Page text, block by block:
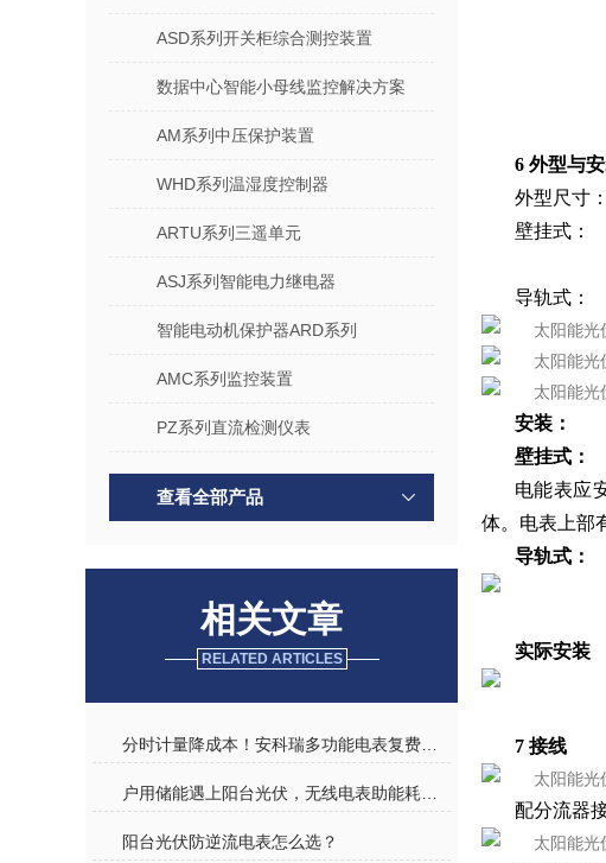
ASD系列开关柜综合测控装置
数据中心智能小母线监控解决方案
AM系列中压保护装置
WHD系列温湿度控制器
ARTU系列三遥单元
ASJ系列智能电力继电器
智能电动机保护器ARD系列
AMC系列监控装置
PZ系列直流检测仪表
查看全部产品
相关文章
RELATED ARTICLES
阳台光伏防逆流电表怎么选？
6 外型与
外型尺寸：
壁挂式：
导轨式：
安装：
壁挂式：
电能表应
体。电表上部
导轨式：
实际安装
7 接线
配分流器